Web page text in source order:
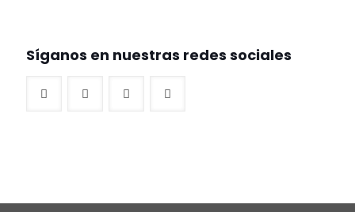
Síganos en nuestras redes sociales